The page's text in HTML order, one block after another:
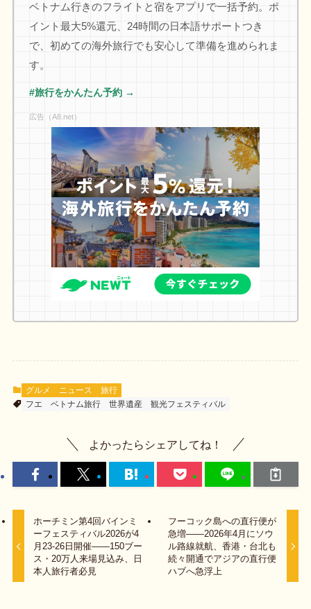
ベトナム行きのフライトと宿をアプリで一括予約。ポ
イント最大5%還元、24時間の日本語サポートつき
で、初めての海外旅行でも安心して準備を進められま
す。
#旅行をかんたん予約 →
広告（A8.net）
グルメ ニュース
旅行
フエ
ベトナム旅行 世界遺産 観光フェスティバル
よかったらシェアしてね！
ホーチミン第4回バインミ
ーフェスティバル2026が4
月23-26日開催——150ブー
ス・20万人来場見込み、日
本人旅行者必見
フーコック島への直行便が
急増——2026年4月にソウ
ル路線就航、香港・台北も
続々開通でアジアの直行便
ハブへ急浮上